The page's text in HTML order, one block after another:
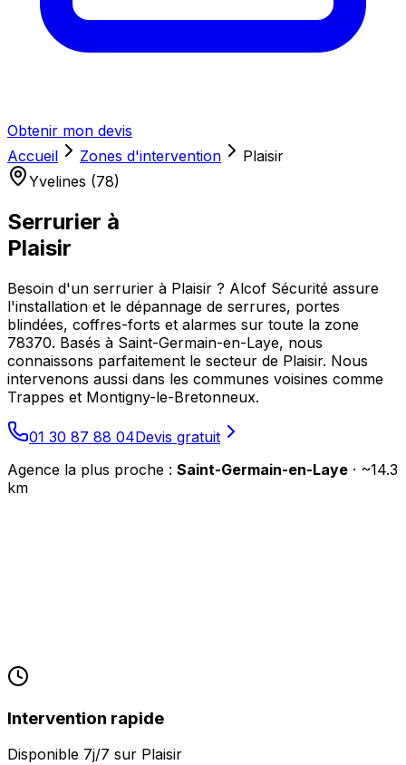
Obtenir mon devis
Accueil
Zones d'intervention
Plaisir
Yvelines (78)
Serrurier à
Plaisir
Besoin d'un serrurier à Plaisir ? Alcof Sécurité assure
l'installation et le dépannage de serrures, portes
blindées, coffres-forts et alarmes sur toute la zone
78370. Basés à Saint-Germain-en-Laye, nous
connaissons parfaitement le secteur de Plaisir. Nous
intervenons aussi dans les communes voisines comme
Trappes et Montigny-le-Bretonneux.
01 30 87 88 04Devis gratuit
Agence la plus proche : Saint-Germain-en-Laye · ~14.3
km
Intervention rapide
Disponible 7j/7 sur Plaisir